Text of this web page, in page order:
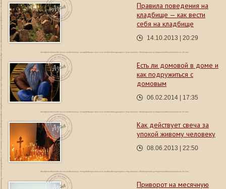
Правила поведения на
кладбище — как вести
себя на кладбище
14.10.2013 | 20:29
Есть ли домовой в доме и
как подружиться с
домовым
06.02.2014 | 17:35
Как действует свеча за
упокой живому человеку
08.06.2013 | 22:50
Приворот на месячную